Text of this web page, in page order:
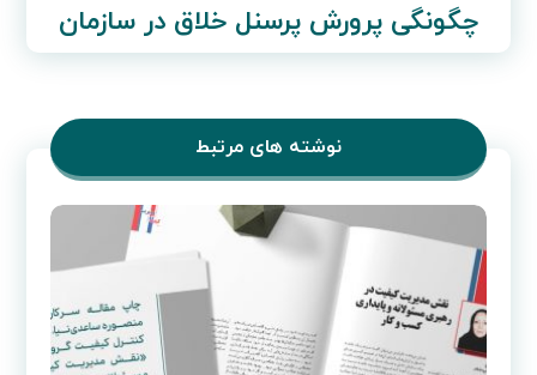
چگونگی پرورش پرسنل خلاق در سازمان
نوشته های مرتبط